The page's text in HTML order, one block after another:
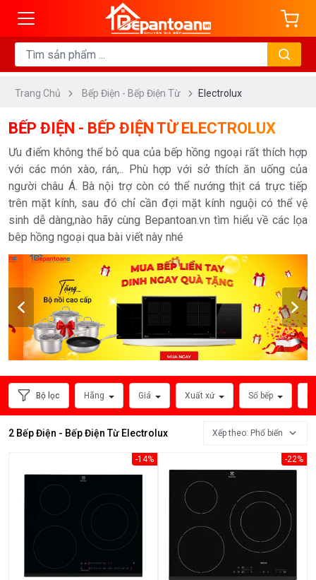
Trang Chủ Bếp Điện - Bếp Điện Từ Electrolux
DANH
MỤC
Bếp
Điện
Bếp
Điện
Từ
Bếp
Hầm
HÃNG
SẢN
XUẤT
BẾP ĐIỆN - BẾP ĐIỆN TỪ ELECTROLUX
Ưu điểm không thể bỏ qua của bếp hồng ngoại rất thích hợp
với các món xào, rán,.. Phù hợp với sở thích ăn uống của
người châu Á. Bà nội trợ còn có thể nướng thịt cá trực tiếp
trên mặt kính, sau đó chỉ cần đợi mặt kính nguội có thể vệ
sinh dễ dàng,nào hãy cùng Bepantoan.vn tìm hiểu về các lọa
bêp hồng ngoại qua bài viết này nhé
Bộ lọc Hãng Giá Xuất xứ Số bếp
2 Bếp Điện - Bếp Điện Từ Electrolux Xếp theo: Phổ biến
-14% -22%